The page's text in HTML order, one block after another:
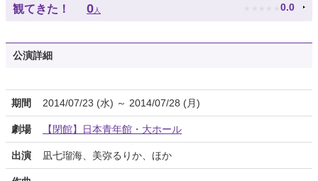
観てきた！ 0人 ★ ★ ★ ★ ★ 0.0
公演詳細
期間 2014/07/23 (水) ～ 2014/07/28 (月)
劇場 【閉館】日本青年館・大ホール
出演 凪七瑠海、美弥るりか、ほか